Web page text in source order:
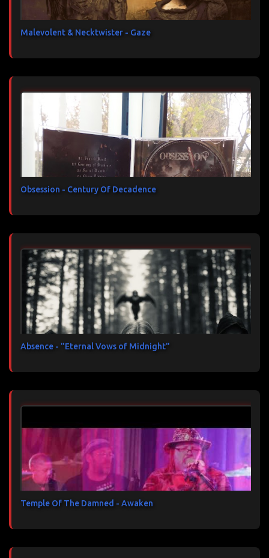
Malevolent & Necktwister - Gaze
Obsession - Century Of Decadence
Absence - "Eternal Vows of Midnight"
Temple Of The Damned - Awaken